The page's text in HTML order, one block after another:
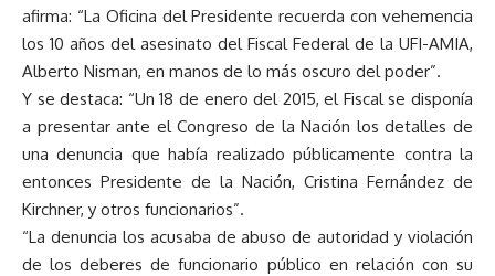
afirma: “La Oficina del Presidente recuerda con vehemencia
los 10 años del asesinato del Fiscal Federal de la UFI-AMIA,
Alberto Nisman, en manos de lo más oscuro del poder”.
Y se destaca: “Un 18 de enero del 2015, el Fiscal se disponía
a presentar ante el Congreso de la Nación los detalles de
una denuncia que había realizado públicamente contra la
entonces Presidente de la Nación, Cristina Fernández de
Kirchner, y otros funcionarios”.
“La denuncia los acusaba de abuso de autoridad y violación
de los deberes de funcionario público en relación con su